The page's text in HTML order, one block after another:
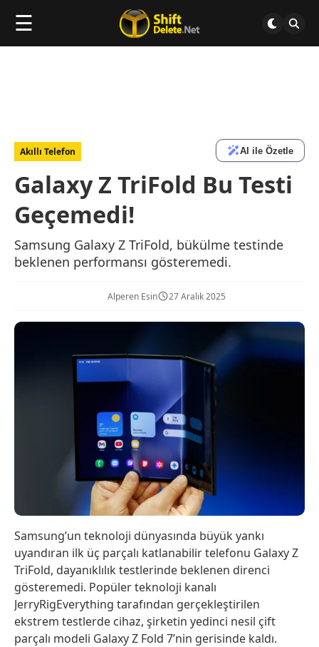
☰
Akıllı Telefon AI ile Özetle
Galaxy Z TriFold Bu Testi
Geçemedi!
Samsung Galaxy Z TriFold, bükülme testinde
beklenen performansı gösteremedi.
Alperen Esin 27 Aralık 2025
Samsung’un teknoloji dünyasında büyük yankı
uyandıran ilk üç parçalı katlanabilir telefonu Galaxy Z
TriFold, dayanıklılık testlerinde beklenen direnci
gösteremedi. Popüler teknoloji kanalı
JerryRigEverything tarafından gerçekleştirilen
ekstrem testlerde cihaz, şirketin yedinci nesil çift
parçalı modeli Galaxy Z Fold 7’nin gerisinde kaldı.